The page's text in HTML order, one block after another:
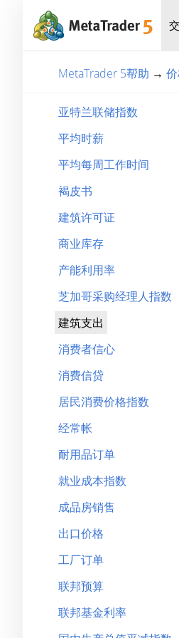
MetaTrader 5帮助 →
亚特兰联储指数
平均时薪
平均每周工作时间
褐皮书
建筑许可证
商业库存
产能利用率
芝加哥采购经理人指数
建筑支出
消费者信心
消费信贷
居民消费价格指数
经常帐
耐用品订单
就业成本指数
成品房销售
出口价格
工厂订单
联邦预算
联邦基金利率